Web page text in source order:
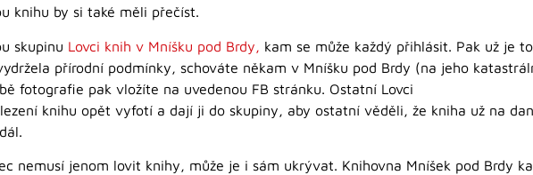
knihu by si také měli přečíst.
skupinu Lovci knih v Mníšku pod Brdy, kam se může každý přihlásit. Pak už je
přírodní podmínky, schováte někam v Mníšku pod Brdy (na jeho
fotografie pak vložíte na uvedenou FB stránku. Ostatní Lovci
knihu opět vyfotí a dají ji do skupiny, aby ostatní věděli, že kniha už na
nemusí jenom lovit knihy, může je i sám ukrývat. Knihovna Mníšek pod Brdy